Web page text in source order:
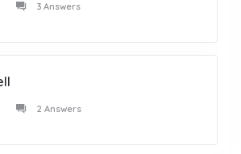
3 Answers
2 Answers